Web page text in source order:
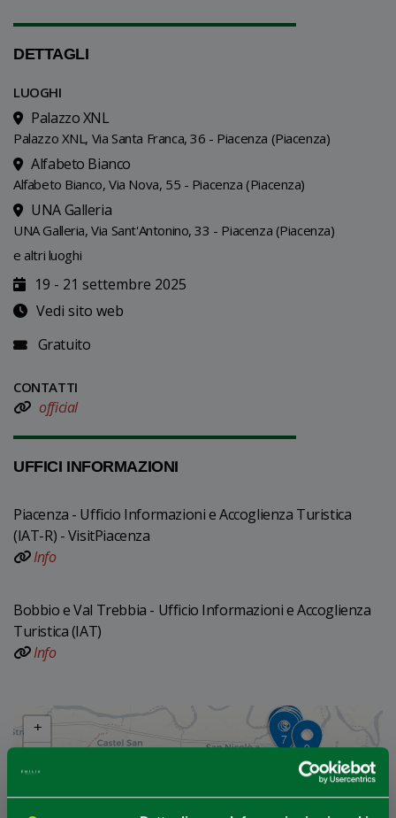
DETTAGLI
LUOGHI
Palazzo XNL
Palazzo XNL, Via Santa Franca, 36 - Piacenza (Piacenza)
Alfabeto Bianco
Alfabeto Bianco, Via Nova, 55 - Piacenza (Piacenza)
UNA Galleria
UNA Galleria, Via Sant'Antonino, 33 - Piacenza (Piacenza)
e altri luoghi
19 - 21 settembre 2025
Vedi sito web
Gratuito
CONTATTI
official
UFFICI INFORMAZIONI
Piacenza - Ufficio Informazioni e Accoglienza Turistica
(IAT-R) - VisitPiacenza
Info
Bobbio e Val Trebbia - Ufficio Informazioni e Accoglienza
Turistica (IAT)
Info
1
234
56
7
8
9
+
−